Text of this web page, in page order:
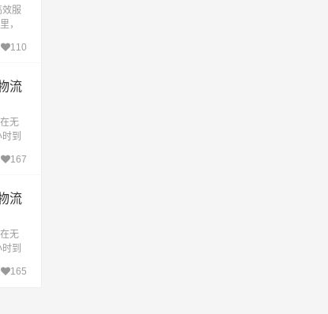
服
，
110
流
无
到
167
流
无
到
165